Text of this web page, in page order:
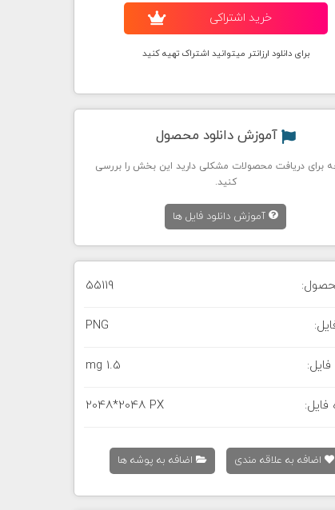
خريد اشتراکی
برای دانلود ارزانتر میتوانید اشتراک تهیه کنید
آموزش دانلود محصول
برای دریافت محصولات مشکلی دارید این بخش را بررسی
کنید.
آموزش دانلود فایل ها
55119
PNG
1.5 mg
فایل: 2048*2048 PX
اضافه به علاقه مندی اضافه به پوشه ها